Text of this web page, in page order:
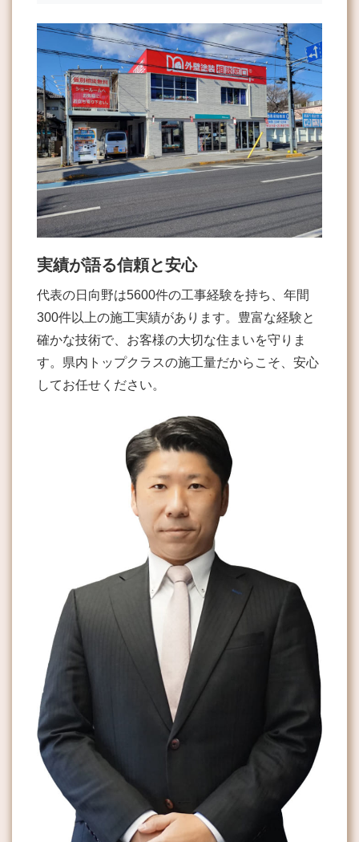
実績が語る信頼と安心
代表の日向野は5600件の工事経験を持ち、年間
300件以上の施工実績があります。豊富な経験と
確かな技術で、お客様の大切な住まいを守りま
す。県内トップクラスの施工量だからこそ、安心
してお任せください。